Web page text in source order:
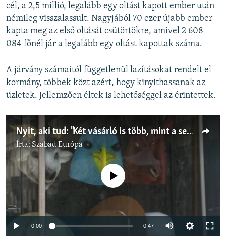
cél, a 2,5 millió, legalább egy oltást kapott ember után
némileg visszalassult. Nagyjából 70 ezer újabb ember
kapta meg az első oltását csütörtökre, amivel 2 608
084 főnél jár a legalább egy oltást kapottak száma.
A járvány számaitól függetlenül lazításokat rendelt el
kormány, többek közt azért, hogy kinyithassanak az
üzletek. Jellemzően éltek is lehetőséggel az érintettek.
Nyit, aki tud: "Két vásárló is több, mint a semmi"
Írta: Szabad Európa
Jelenleg nincs elérhető tartalom
0:00 0:47